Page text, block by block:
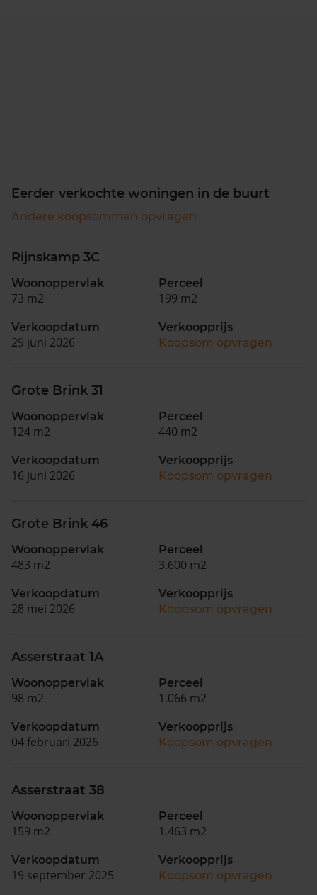
Eerder verkochte woningen in de buurt
Andere koopsommen opvragen
Rijnskamp 3C
Woonoppervlak
73 m2
Perceel
199 m2
Verkoopdatum
29 juni 2026
Verkoopprijs
Koopsom opvragen
Grote Brink 31
Woonoppervlak
124 m2
Perceel
440 m2
Verkoopdatum
16 juni 2026
Verkoopprijs
Koopsom opvragen
Grote Brink 46
Woonoppervlak
483 m2
Perceel
3.600 m2
Verkoopdatum
28 mei 2026
Verkoopprijs
Koopsom opvragen
Asserstraat 1A
Woonoppervlak
98 m2
Perceel
1.066 m2
Verkoopdatum
04 februari 2026
Verkoopprijs
Koopsom opvragen
Asserstraat 38
Woonoppervlak
159 m2
Perceel
1.463 m2
Verkoopdatum
19 september 2025
Verkoopprijs
Koopsom opvragen